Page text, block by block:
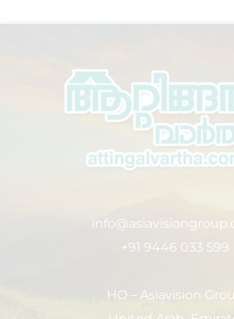
+91 9446 033 599
HO – Asiavision